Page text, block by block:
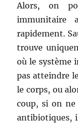
Alors, on
immunitaire
rapidement.
trouve
où le système
pas atteindre
le corps, ou
coup, si on
antibiotiques,